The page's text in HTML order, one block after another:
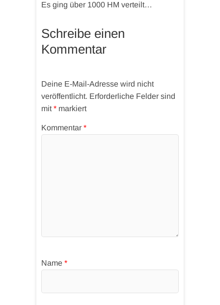
Es ging über 1000 HM verteilt…
Schreibe einen
Kommentar
Deine E-Mail-Adresse wird nicht
veröffentlicht. Erforderliche Felder sind
mit* markiert
Kommentar *
Name *